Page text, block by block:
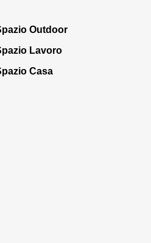
Outdoor
Lavoro
Casa